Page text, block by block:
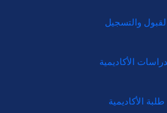
والتسجيل
الأكاديمية
طلبة الأكاديمية